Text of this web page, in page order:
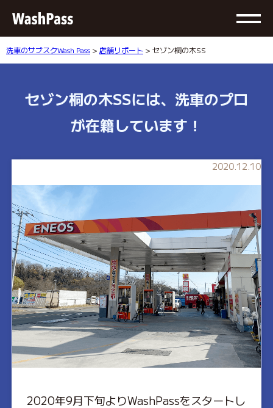
洗車のサブスクWash Pass > 店舗リポート > セゾン桐の木SS
セゾン桐の木SSには、洗車のプロ
が在籍しています！
2020.12.10
2020年9月下旬よりWashPassをスタートし